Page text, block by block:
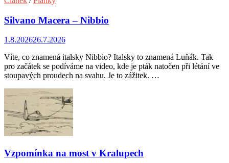
Silvano Macera – Nibbio
1.8.202626.7.2026
Víte, co znamená italsky Nibbio? Italsky to znamená Luňák. Tak
pro začátek se podíváme na video, kde je pták natočen při létání ve
stoupavých proudech na svahu. Je to zážitek. …
Vzpomínka na most v Kralupech